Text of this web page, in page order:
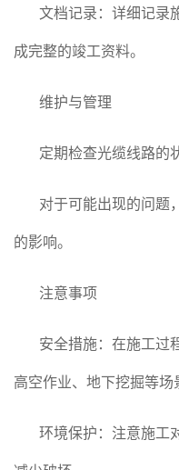
文档记录：详细记录
成完整的竣工资料。
维护与管理
定期检查光缆线路的
对于可能出现的问题
的影响。
注意事项
安全措施：在施工过
高空作业、地下挖掘等场
环境保护：注意施工